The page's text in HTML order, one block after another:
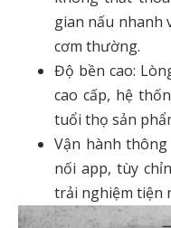
gian nấu nhanh
cơm thường.
Độ bền cao:
cao cấp, hệ
tuổi thọ sản
Vận hành
nối app, tùy
trải nghiệm tiện